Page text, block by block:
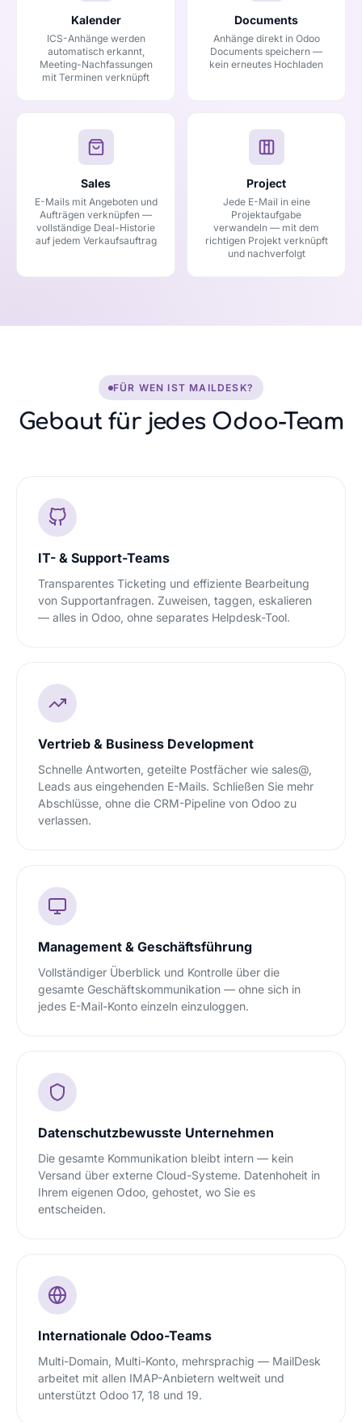
Kalender
ICS-Anhänge werden
automatisch erkannt,
Meeting-Nachfassungen
mit Terminen verknüpft
Documents
Anhänge direkt in Odoo
Documents speichern —
kein erneutes Hochladen
Sales
E-Mails mit Angeboten und
Aufträgen verknüpfen —
vollständige Deal-Historie
auf jedem Verkaufsauftrag
Project
Jede E-Mail in eine
Projektaufgabe
verwandeln — mit dem
richtigen Projekt verknüpft
und nachverfolgt
FÜR WEN IST MAILDESK?
Gebaut für jedes Odoo-Team
IT- & Support-Teams
Transparentes Ticketing und effiziente Bearbeitung
von Supportanfragen. Zuweisen, taggen, eskalieren
— alles in Odoo, ohne separates Helpdesk-Tool.
Vertrieb & Business Development
Schnelle Antworten, geteilte Postfächer wie sales@,
Leads aus eingehenden E-Mails. Schließen Sie mehr
Abschlüsse, ohne die CRM-Pipeline von Odoo zu
verlassen.
Management & Geschäftsführung
Vollständiger Überblick und Kontrolle über die
gesamte Geschäftskommunikation — ohne sich in
jedes E-Mail-Konto einzeln einzuloggen.
Datenschutzbewusste Unternehmen
Die gesamte Kommunikation bleibt intern — kein
Versand über externe Cloud-Systeme. Datenhoheit in
Ihrem eigenen Odoo, gehostet, wo Sie es
entscheiden.
Internationale Odoo-Teams
Multi-Domain, Multi-Konto, mehrsprachig — MailDesk
arbeitet mit allen IMAP-Anbietern weltweit und
unterstützt Odoo 17, 18 und 19.